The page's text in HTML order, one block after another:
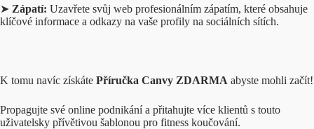
➤ Zápatí: Uzavřete svůj web profesionálním zápatím, které obsahuje
klíčové informace a odkazy na vaše profily na sociálních sítích.
K tomu navíc získáte Příručka Canvy ZDARMA abyste mohli začít!
Propagujte své online podnikání a přitahujte více klientů s touto
uživatelsky přívětivou šablonou pro fitness koučování.